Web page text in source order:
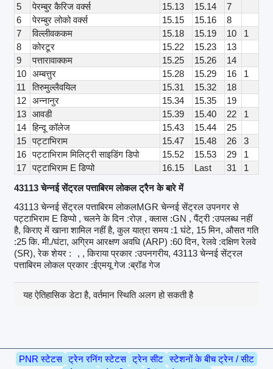
5
पेरम्बुर कैरिज वर्क्स 15.13 15.14
7
6
पेरम्बुर लोको वर्क्स 15.15 15.16
8
7
विल्लीवककम 15.18 15.19 10
1
8
कोरटूर 15.22 15.23
13
9
पत्तारावाक्कम 15.25 15.26
14
10
अम्बत्तुर 15.28 15.29 16
1
11
तिरुमुल्लैवयिल 15.31 15.32
18
12
अन्नानुर 15.34 15.35
19
13
आवडी 15.39 15.40 22
1
14 हिन्दू कॉलेज 15.43 15.44
25
15 पट्टाभिराम 15.47 15.48 26
3
16 पट्टाभिराम मिलिट्री साइडिंग डिपो 15.52 15.53 29
1
17 पट्टाभिराम E डिप्पो 16.15 Last 31
1
43113 चेन्नई सेंट्रल पत्ताबिरम लोकल ट्रैन के बारे में
43113 चेन्नई सेंट्रल पत्ताबिरम लोकलMGR चेन्नई सेंट्रल उपनगर से
पट्टाभिराम E डिप्पो , चलने के दिन :रोज़ , क्लास :GN , पैंट्री :उपलब्ध नहीं
है, किराए में खाना शामिल नहीं है, कुल यात्रा समय :1 घंटे, 15 मिन, औसत गति
:25 कि. मी./घंटा, अग्रिम आरक्षण अवधि (ARP) :60 दिन, रेलवे :दक्षिण रेलवे
(SR), रेक शेयर :
, , किराया प्रकार :उपनगरीय, 43113 चेन्नई सेंट्रल
पत्ताबिरम लोकल प्रकार :ईएमयू गेज :ब्रॉड गेज
यह ऐतिहासिक डेटा है, वर्तमान स्थिति अलग हो सकती है
PNR स्टेटस ट्रेन रनिंग स्टेटस ट्रेन सीट स्टेशनों के बीच ट्रेन / सीट